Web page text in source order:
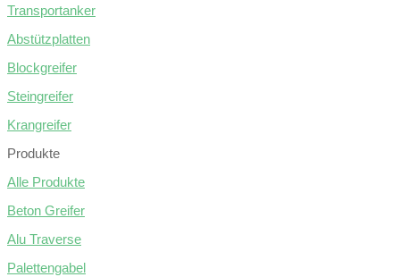
Transportanker
Abstützplatten
Blockgreifer
Steingreifer
Krangreifer
Produkte
Alle Produkte
Beton Greifer
Alu Traverse
Palettengabel